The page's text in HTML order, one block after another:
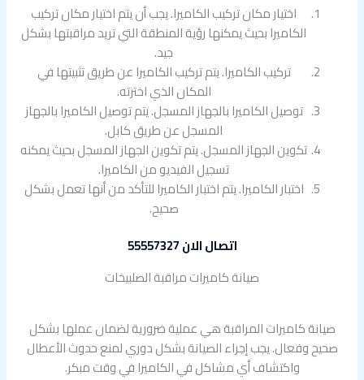
اختيار مكان تركيب الكاميرا. يجب أن يتم اختيار مكان تركيب
الكاميرا بحيث يمكنها رؤية المنطقة التي تريد مراقبتها بشكل
جيد.
تركيب الكاميرا. يتم تركيب الكاميرا عن طريق تثبيتها في
المكان الذي اخترته.
توصيل الكاميرا بالجهاز المسجل. يتم توصيل الكاميرا بالجهاز
المسجل عن طريق كابل.
تكوين الجهاز المسجل. يتم تكوين الجهاز المسجل بحيث يمكنه
تسجيل الفيديو من الكاميرا.
اختبار الكاميرا. يتم اختبار الكاميرا للتأكد من أنها تعمل بشكل
صحيح.
اتصال الان 55557327
صيانة كاميرات مراقبة الصلبيخات
صيانة كاميرات المراقبة هي عملية ضرورية لضمان عملها بشكل
صحيح وفعال. يجب إجراء الصيانة بشكل دوري لمنع حدوث الأعطال
واكتشاف أي مشاكل في الكاميرا في وقت مبكر.